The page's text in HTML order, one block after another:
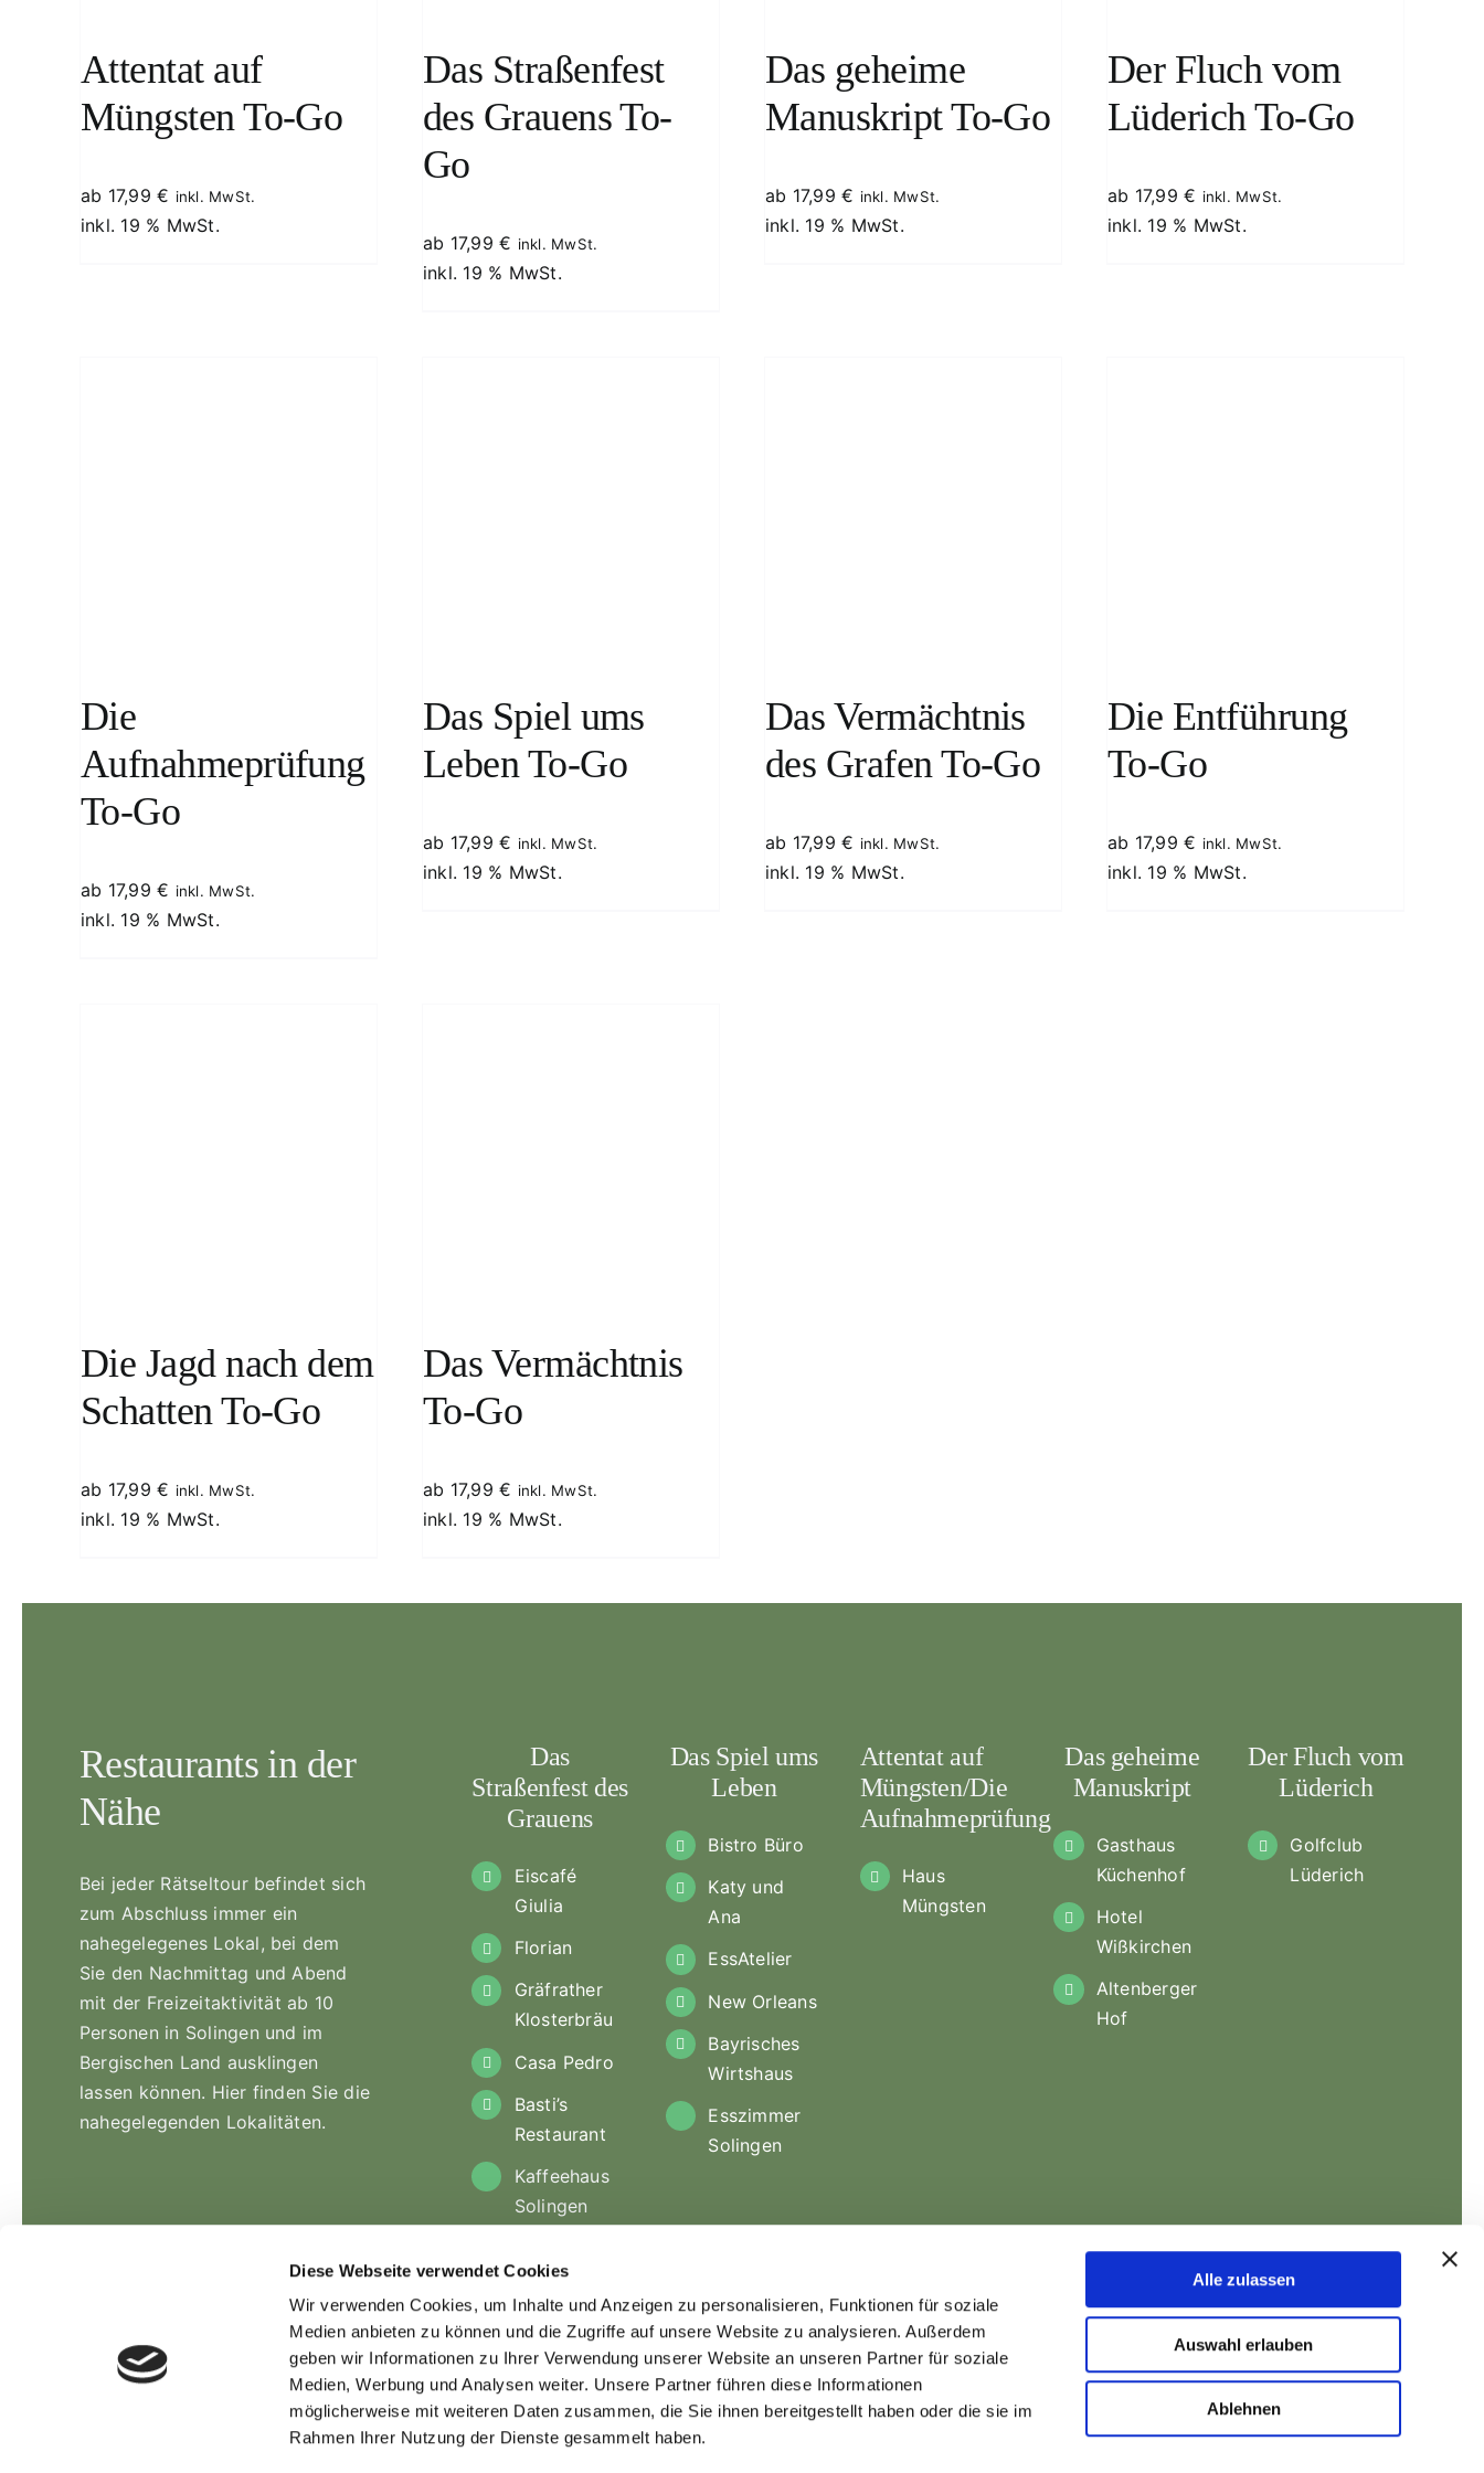
Diese Webseite verwendet Cookies
Wir verwenden Cookies, um Inhalte und Anzeigen zu personalisieren, Funktionen für soziale
Medien anbieten zu können und die Zugriffe auf unsere Website zu analysieren.Außerdem
geben wir Informationen zu Ihrer Verwendung unserer Website an unseren Partner für soziale
Medien, Werbung und Analysen weiter. Unsere Partner führen diese Informationen
möglicherweise mit weiteren Daten zusammen, die Sie ihnen bereitgestellt haben oder die sie im
Rahmen Ihrer Nutzung der Dienste gesammelt haben.
Alle zulassen
Auswahl erlauben
Ablehnen
Attentat auf
Müngsten To-Go
ab 17,99€ inkl. MwSt.
inkl. 19 % MwSt.
Das Straßenfest
des Grauens To-
Go
ab 17,99€ inkl. MwSt.
inkl. 19 % MwSt.
Das geheime
Manuskript To-Go
ab 17,99€ inkl. MwSt.
inkl. 19 % MwSt.
Der Fluch vom
Lüderich To-Go
ab 17,99€ inkl. MwSt.
inkl. 19 % MwSt.
Die
Aufnahmeprüfung
To-Go
ab 17,99€ inkl. MwSt.
inkl. 19 % MwSt.
Das Spiel ums
Leben To-Go
ab 17,99€ inkl. MwSt.
inkl. 19 % MwSt.
Das Vermächtnis
des Grafen To-Go
ab 17,99€ inkl. MwSt.
inkl. 19 % MwSt.
Die Entführung
To-Go
ab 17,99€ inkl. MwSt.
inkl. 19 % MwSt.
Die Jagd nach dem
Schatten To-Go
ab 17,99€ inkl. MwSt.
inkl. 19 % MwSt.
Das Vermächtnis
To-Go
ab 17,99€ inkl. MwSt.
inkl. 19 % MwSt.
Restaurants in der
Nähe
Bei jeder Rätseltour befindet sich
zum Abschluss immer ein
nahegelegenes Lokal, bei dem
Sie den Nachmittag und Abend
mit der Freizeitaktivität ab 10
Personen in Solingen und im
Bergischen Land ausklingen
lassen können. Hier finden Sie die
nahegelegenden Lokalitäten.
Das
Straßenfest des
Grauens
Eiscafé
Giulia
Florian
Gräfrather
Klosterbräu
Casa Pedro
Basti’s
Restaurant
Kaffeehaus
Solingen
Das Spiel ums
Leben
Bistro Büro
Katy und
Ana
EssAtelier
New Orleans
Bayrisches
Wirtshaus
Esszimmer
Solingen
Attentat auf
Müngsten/Die
Aufnahmeprüfung
Haus
Müngsten
Das geheime
Manuskript
Gasthaus
Küchenhof
Hotel
Wißkirchen
Altenberger
Hof
Der Fluch vom
Lüderich
Golfclub
Lüderich